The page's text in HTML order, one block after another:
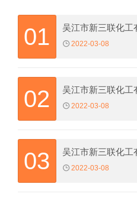
01 吴江市新三联化工
2022-03-08
02 吴江市新三联化工
2022-03-08
03 吴江市新三联化工
2022-03-08